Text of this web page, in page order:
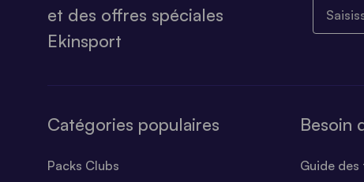
et des offres spéciales
Ekinsport
Catégories populaires
Packs Clubs
Besoin
Guide des